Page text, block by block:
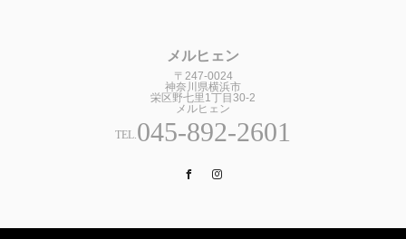
メルヒェン
〒247-0024
神奈川県横浜市
栄区野七里1丁目30-2
メルヒェン
TEL.045-892-2601
Facebook